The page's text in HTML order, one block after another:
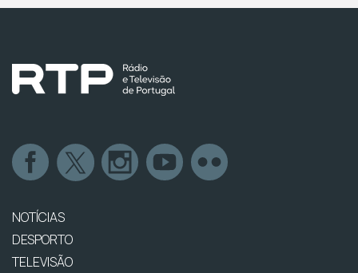
NOTÍCIAS
DESPORTO
TELEVISÃO